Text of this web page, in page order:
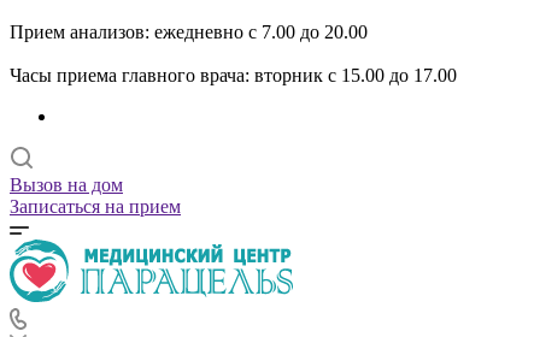
Прием анализов: ежедневно с 7.00 до 20.00
Часы приема главного врача: вторник с 15.00 до 17.00
Вызов на дом
Записаться на прием